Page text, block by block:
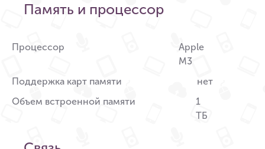
Память и процессор
Процессор
Apple
M3
Поддержка карт памяти
нет
Объем встроенной памяти
1
ТБ